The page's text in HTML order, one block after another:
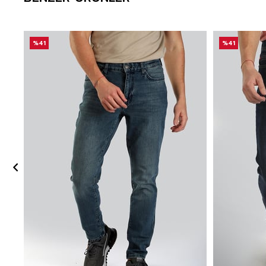
%41 %41